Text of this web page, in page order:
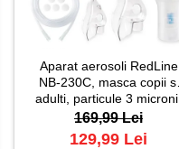
Aparat aerosoli RedLine
NB-230C, masca copii si
adulti, particule 3 microni,
nebulizator inhalator cu
compresor
169,99 Lei
129,99 Lei